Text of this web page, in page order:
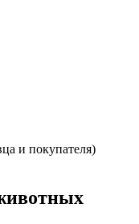
и покупателя)